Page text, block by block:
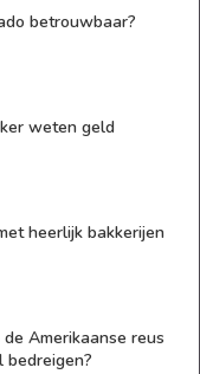
betrouwbaar?
weten geld
heerlijk bakkerijen
Amerikaanse reus
bedreigen?